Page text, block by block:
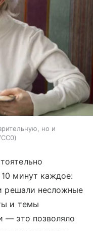
но и
минут каждое:
решали несложные
и темы
— это позволяло